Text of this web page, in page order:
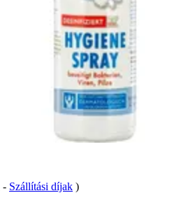
- Szállítási díjak )